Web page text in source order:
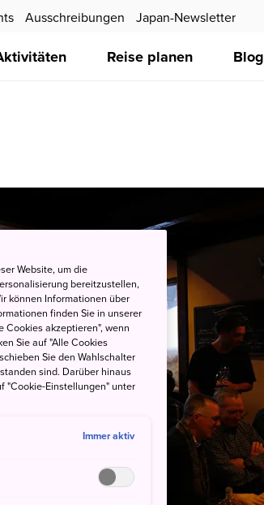
Ausschreibungen Japan-Newsletter
Reise planen Blog
Website, um die
bereitzustellen,
können Informationen über
finden Sie in unserer
Cookies akzeptieren", wenn
Sie auf "Alle Cookies
Sie den Wahlschalter
sind. Darüber hinaus
"Cookie-Einstellungen" unter
Immer aktiv